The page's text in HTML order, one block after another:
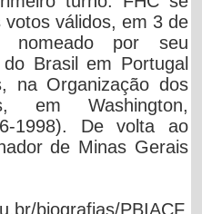
válidos, em 3 de
nomeado por seu
Brasil em Portugal
na Organização dos
em Washington,
1998). De volta ao
de Minas Gerais
biografias/PBIACF